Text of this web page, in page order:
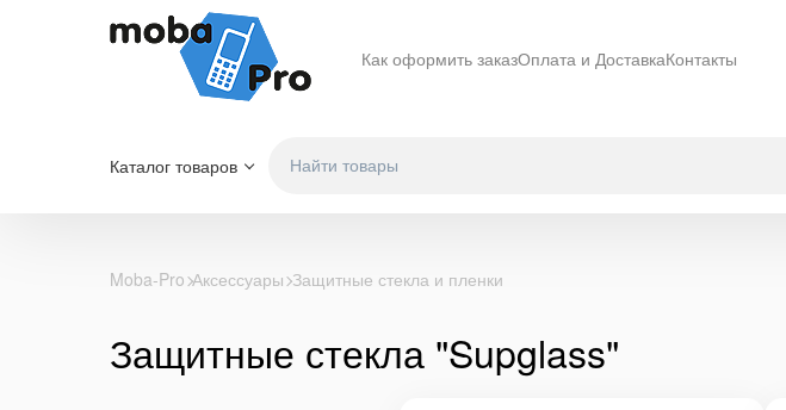
Как оформить заказОплата и ДоставкаКонтакты
Каталог товаров
Moba-Pro Аксессуары Защитные стекла и пленки
Защитные стекла "Supglass"